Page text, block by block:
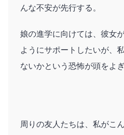
んな不安が先行する。
娘の進学に向けては、彼女
ようにサポートしたいが、
ないかという恐怖が頭をよぎ
周りの友人たちは、私がこ